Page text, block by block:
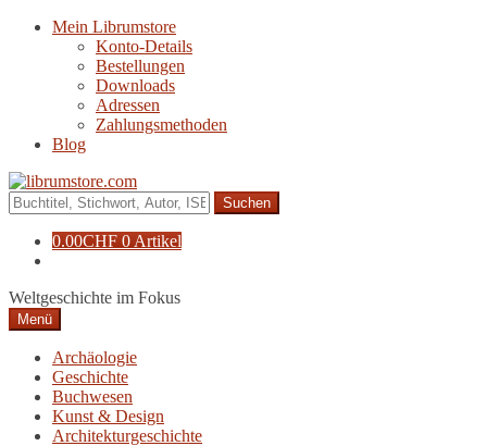
Navigation
Zum
Mein Librumstore
Konto-Details
Bestellungen
Downloads
Adressen
Zahlungsmethoden
Blog
Suche
nach:
0.00CHF 0 Artikel
Weltgeschichte im Fokus
Menü
Archäologie
Geschichte
Buchwesen
Kunst & Design
Architekturgeschichte